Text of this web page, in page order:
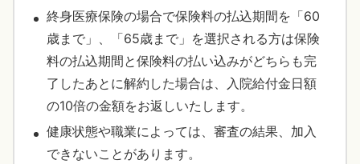
終身医療保険の場合で保険料の払込期間を「60
歳まで」、「65歳まで」を選択される方は保険
料の払込期間と保険料の払い込みがどちらも完
了したあとに解約した場合は、入院給付金日額
の10倍の金額をお返しいたします。
健康状態や職業によっては、審査の結果、加入
できないことがあります。